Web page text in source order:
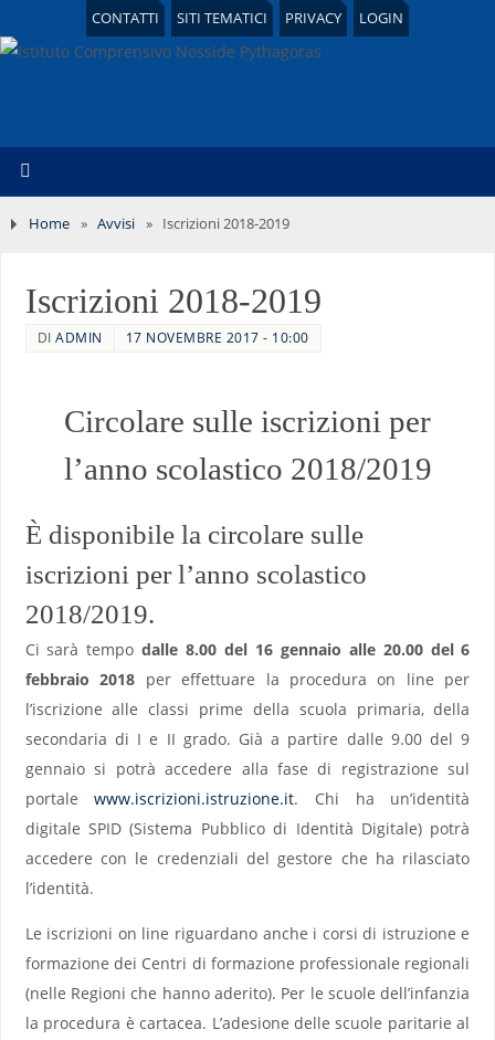
CONTATTI SITI TEMATICI PRIVACY LOGIN
Home » Avvisi » Iscrizioni 2018-2019
Iscrizioni 2018-2019
DIADMIN 17 NOVEMBRE 2017 - 10:00
Circolare sulle iscrizioni per
l’anno scolastico 2018/2019
È disponibile la circolare sulle
iscrizioni per l’anno scolastico
2018/2019.
Ci sarà tempodalle 8.00 del 16 gennaio alle 20.00 del 6
febbraio 2018 per effettuare la procedura on line per
l’iscrizione alle classi prime della scuola primaria, della
secondaria di I e II grado. Già a partire dalle 9.00 del 9
gennaio si potrà accedere alla fase di registrazione sul
portalewww.iscrizioni.istruzione.it. Chi ha un’identità
digitale SPID (Sistema Pubblico di Identità Digitale) potrà
accedere con le credenziali del gestore che ha rilasciato
l’identità.
Le iscrizioni on line riguardano anche i corsi di istruzione e
formazione dei Centri di formazione professionale regionali
(nelle Regioni che hanno aderito). Per le scuole dell’infanzia
la procedura è cartacea. L’adesione delle scuole paritarie al